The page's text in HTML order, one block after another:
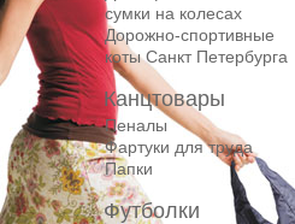
сумки на колесах
Дорожнo-спортивные
коты Санкт Петербурга
Канцтовары
Пеналы
Фартуки для труда
Папки
Футболки